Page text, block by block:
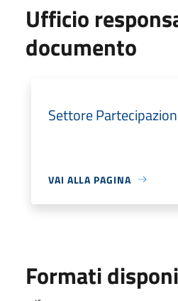
Ufficio
documento
Settore
VAI ALLA PAGINA
Formati